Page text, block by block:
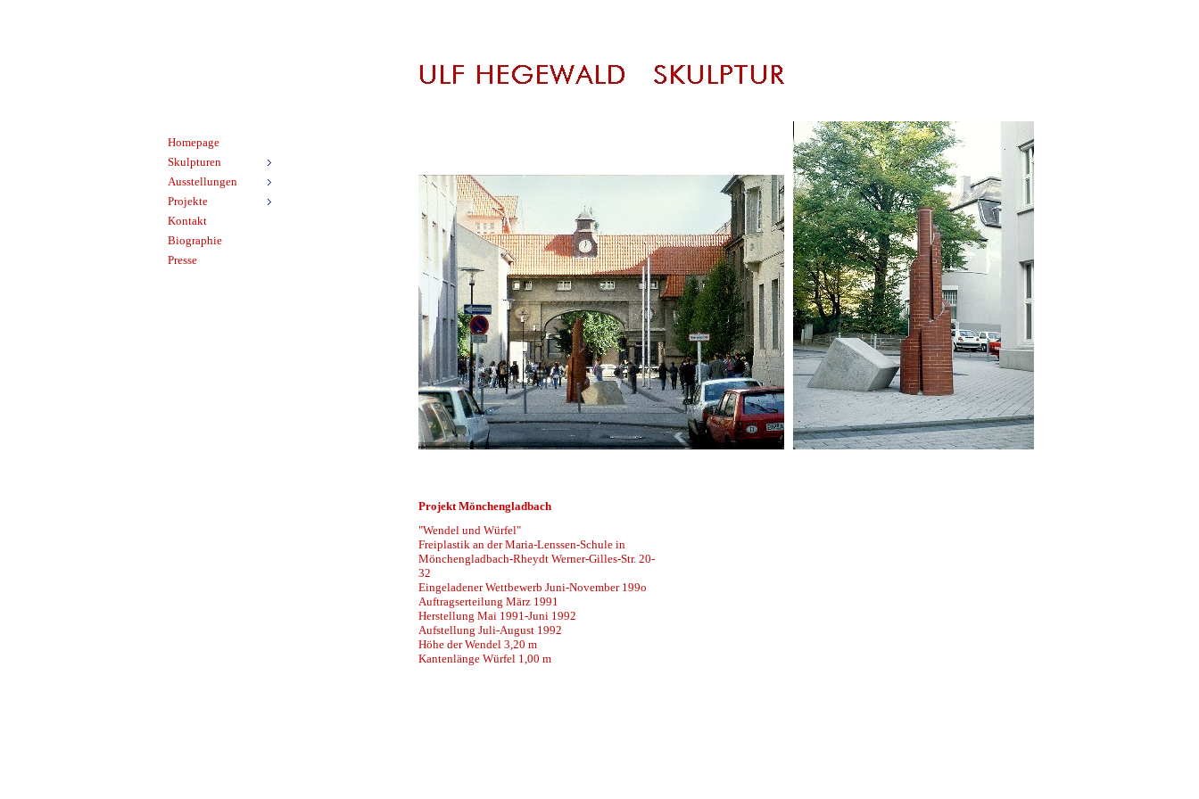
Homepage
Skulpturen
Ausstellungen
Projekte
Kontakt
Biographie
Presse
Projekt Mönchengladbach
"Wendel und Würfel"
Freiplastik an der Maria-Lenssen-Schule in
Mönchengladbach-Rheydt Werner-Gilles-Str. 20-
32
Eingeladener Wettbewerb Juni-November 199o
Auftragserteilung März 1991
Herstellung Mai 1991-Juni 1992
Aufstellung Juli-August 1992
Höhe der Wendel 3,20 m
Kantenlänge Würfel 1,00 m